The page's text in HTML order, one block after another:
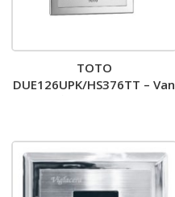
TOTO
DUE126UPK/HS376TT – Van